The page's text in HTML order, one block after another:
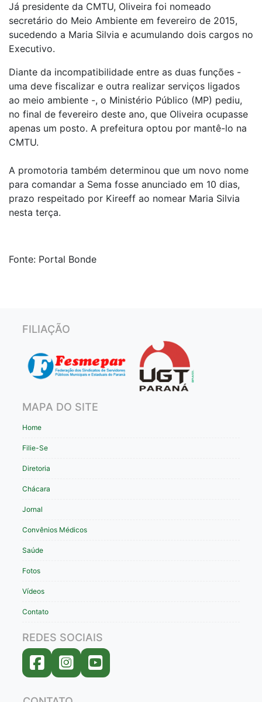
Já presidente da CMTU, Oliveira foi nomeado
secretário do Meio Ambiente em fevereiro de 2015,
sucedendo a Maria Silvia e acumulando dois cargos no
Executivo.
Diante da incompatibilidade entre as duas funções -
uma deve fiscalizar e outra realizar serviços ligados
ao meio ambiente -, o Ministério Público (MP) pediu,
no final de fevereiro deste ano, que Oliveira ocupasse
apenas um posto. A prefeitura optou por mantê-lo na
CMTU.
A promotoria também determinou que um novo nome
para comandar a Sema fosse anunciado em 10 dias,
prazo respeitado por Kireeff ao nomear Maria Silvia
nesta terça.
Fonte: Portal Bonde
FILIAÇÃO
MAPA DO SITE
Home
Filie-Se
Diretoria
Chácara
Jornal
Convênios Médicos
Saúde
Fotos
Vídeos
Contato
REDES SOCIAIS